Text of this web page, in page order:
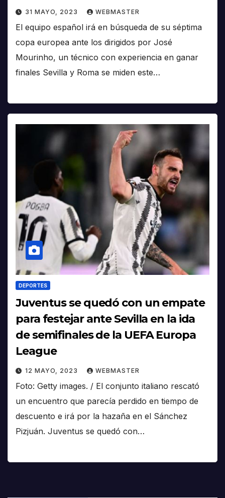
31 MAYO, 2023 WEBMASTER
El equipo español irá en búsqueda de su séptima
copa europea ante los dirigidos por José
Mourinho, un técnico con experiencia en ganar
finales Sevilla y Roma se miden este…
DEPORTES
Juventus se quedó con un empate
para festejar ante Sevilla en la ida
de semifinales de la UEFA Europa
League
12 MAYO, 2023 WEBMASTER
Foto: Getty images. / El conjunto italiano rescató
un encuentro que parecía perdido en tiempo de
descuento e irá por la hazaña en el Sánchez
Pizjuán. Juventus se quedó con…